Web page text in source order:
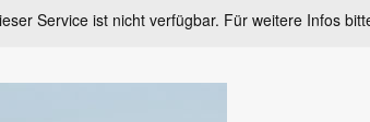
Service ist nicht verfügbar. Für weitere Infos